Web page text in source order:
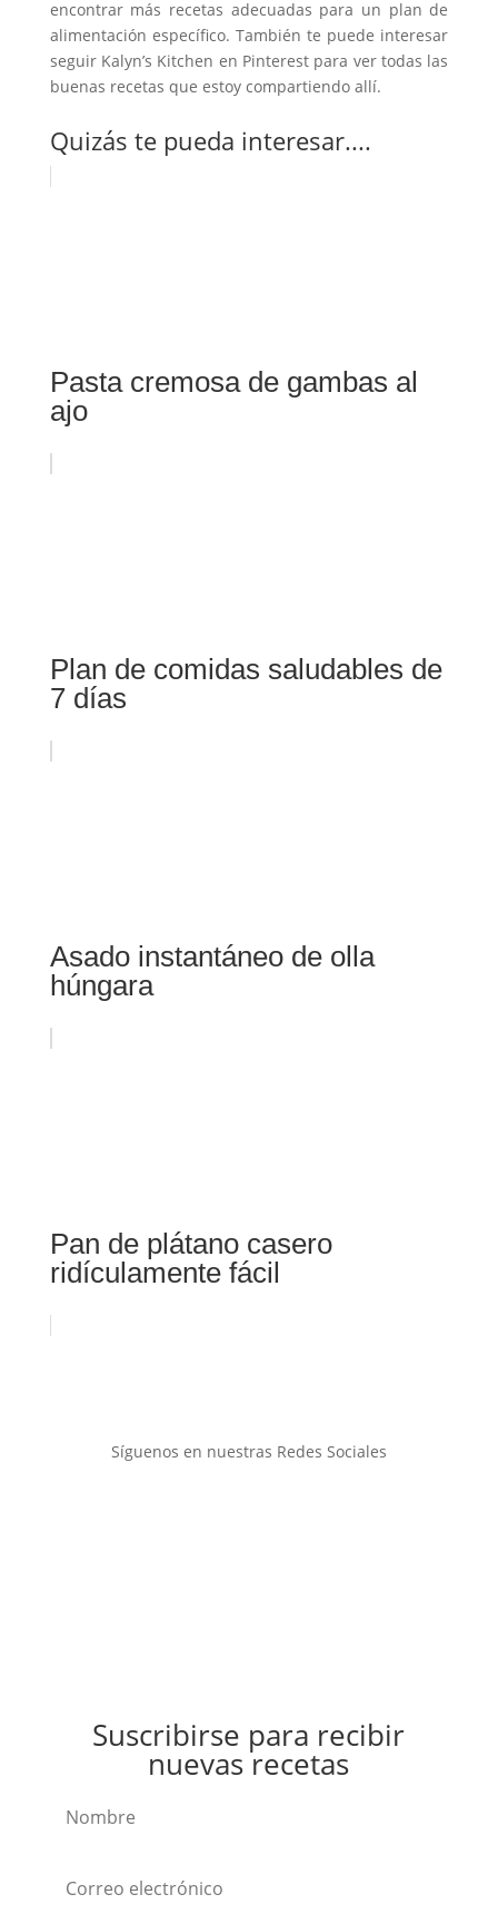
encontrar más recetas adecuadas para un plan de
alimentación específico. También te puede interesar
seguir Kalyn’s Kitchen en Pinterest para ver todas las
buenas recetas que estoy compartiendo allí.
Quizás te pueda interesar....
Pasta cremosa de gambas al
ajo
Plan de comidas saludables de
7 días
Asado instantáneo de olla
húngara
Pan de plátano casero
ridículamente fácil
Síguenos en nuestras Redes Sociales
Suscribirse para recibir
nuevas recetas